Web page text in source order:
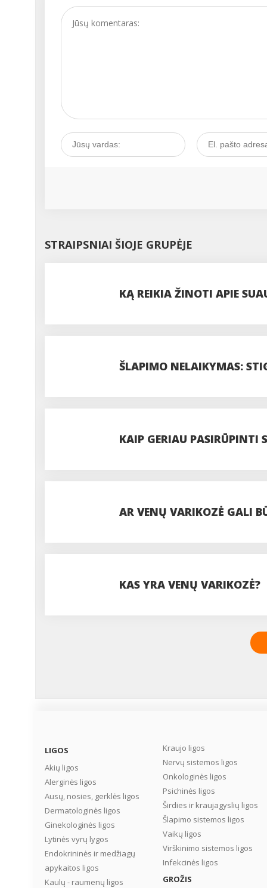
produktai....
STRAIPSNIAI ŠIOJE GRUPĖJE
KĄ REIKIA ŽINOTI APIE
ŠLAPIMO NELAIKYMAS:
KAIP GERIAU PASIRŪPINTI
AR VENŲ VARIKOZĖ GALI
KAS YRA VENŲ VARIKOZĖ?
LIGOS
Akių ligos
Alerginės ligos
Ausų, nosies, gerklės ligos
Dermatologinės ligos
Ginekologinės ligos
Lytinės vyrų lygos
Endokrininės ir medžiagų
apykaitos ligos
Kaulų - raumenų ligos
Kraujo ligos
Nervų sistemos ligos
Onkologinės ligos
Psichinės ligos
Širdies ir kraujagyslių ligos
Šlapimo sistemos ligos
Vaikų ligos
Virškinimo sistemos ligos
Infekcinės ligos
GROŽIS